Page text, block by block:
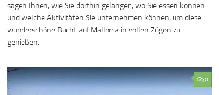
sagen Ihnen, wie Sie dorthin gelangen, wo Sie essen können
und welche Aktivitäten Sie unternehmen können, um diese
wunderschöne Bucht auf Mallorca in vollen Zügen zu
genießen.
0